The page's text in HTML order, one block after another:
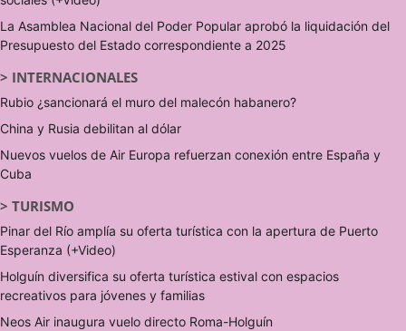
La Asamblea Nacional del Poder Popular aprobó la liquidación del
Presupuesto del Estado correspondiente a 2025
> INTERNACIONALES
Rubio ¿sancionará el muro del malecón habanero?
China y Rusia debilitan al dólar
Nuevos vuelos de Air Europa refuerzan conexión entre España y
Cuba
> TURISMO
Pinar del Río amplía su oferta turística con la apertura de Puerto
Esperanza (+Video)
Holguín diversifica su oferta turística estival con espacios
recreativos para jóvenes y familias
Neos Air inaugura vuelo directo Roma-Holguín